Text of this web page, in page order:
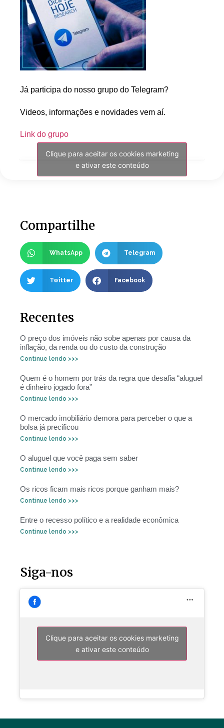
Já participa do nosso grupo do Telegram?
Videos, informações e novidades vem aí.
Link do grupo
Clique para aceitar os cookies marketing
e ativar este conteúdo
Compartilhe
WhatsApp Telegram
Twitter Facebook
Recentes
O preço dos imóveis não sobe apenas por causa da
inflação, da renda ou do custo da construção
Continue lendo >>>
Quem é o homem por trás da regra que desafia “aluguel
é dinheiro jogado fora”
Continue lendo >>>
O mercado imobiliário demora para perceber o que a
bolsa já precificou
Continue lendo >>>
O aluguel que você paga sem saber
Continue lendo >>>
Os ricos ficam mais ricos porque ganham mais?
Continue lendo >>>
Entre o recesso político e a realidade econômica
Continue lendo >>>
Siga-nos
Clique para aceitar os cookies marketing
e ativar este conteúdo